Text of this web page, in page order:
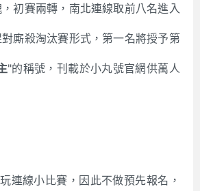
初賽兩轉，南北連線取前八名進入
廝殺淘汰賽形式，第一名將授予第
"的稱號，刊載於小丸號官網供萬人
連線小比賽，因此不做預先報名，